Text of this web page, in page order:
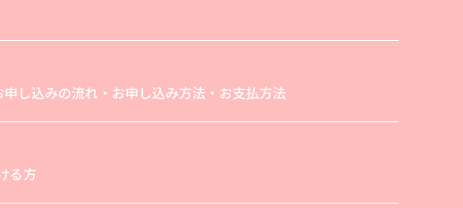
申し込みの流れ・お申し込み方法・お支払方法
る方